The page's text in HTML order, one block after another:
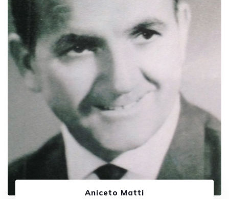
Aniceto Matti